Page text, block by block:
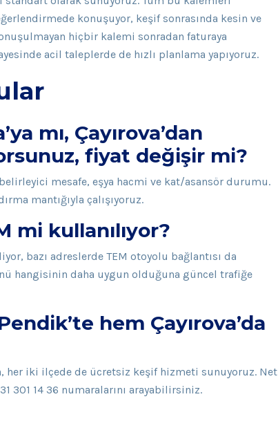
konuşuyor, keşif sonrasında kesin ve
hiçbir kalemi sonradan faturaya
acil taleplerde de hızlı planlama yapıyoruz.
mı, Çayırova’dan
fiyat değişir mi?
mesafe, eşya hacmi ve kat/asansör durumu.
mantığıyla çalışıyoruz.
mi kullanılıyor?
bazı adreslerde TEM otoyolu bağlantısı da
hangisinin daha uygun olduğuna güncel trafiğe
hem Çayırova’da
her iki ilçede de ücretsiz keşif hizmeti sunuyoruz. Net
301 14 36 numaralarını arayabilirsiniz.